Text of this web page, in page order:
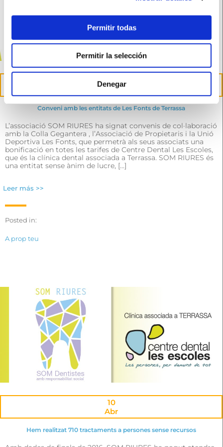
Permitir todas
Permitir la selección
Denegar
27
Abr
Conveni amb les entitats de Les Fonts de Terrassa
L’associació SOM RIURES ha signat convenis de col·laboració
amb la Colla Gegantera , l’Associació de Propietaris i la Unió
Deportiva Les Fonts, que permetrà als seus associats una
bonificació en totes les tarifes de Centre Dental Les Escoles,
que és la clínica dental associada a Terrassa. SOM RIURES és
una entitat sense ànim de lucre, […]
Leer más >>
Posted in:
A prop teu
10
Abr
Hem realitzat 710 tractaments a persones sense recursos